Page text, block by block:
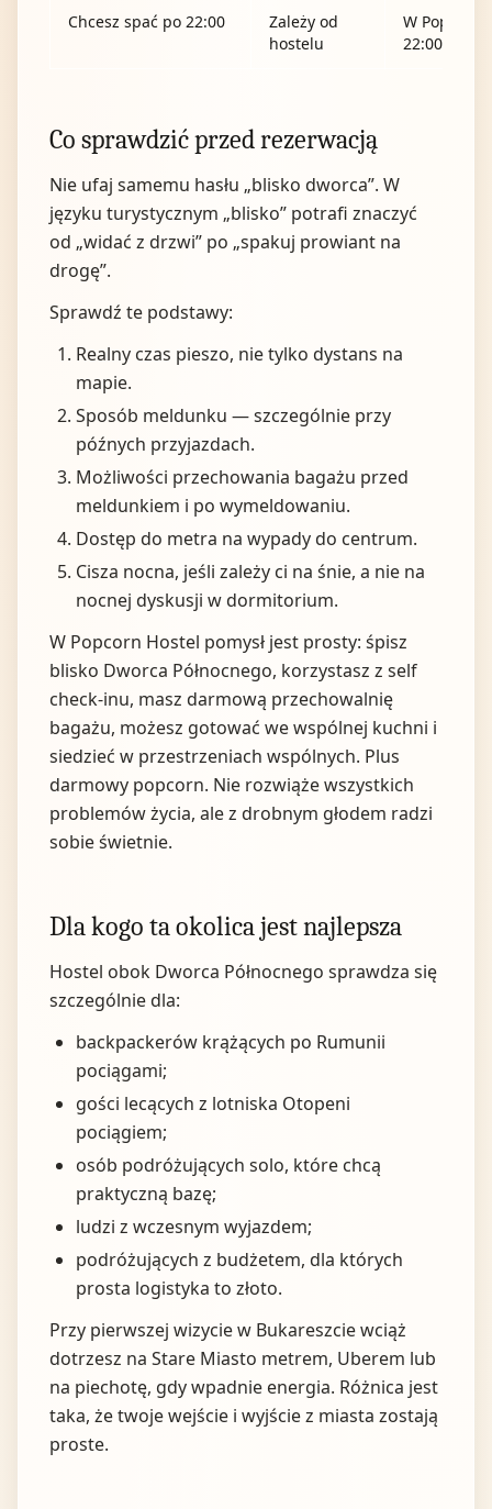
Chcesz spać po 22:00
Zależy od
hostelu
W Popcorn
Co sprawdzić przed rezerwacją
Nie ufaj samemu hasłu „blisko dworca”. W
języku turystycznym „blisko” potrafi znaczyć
od „widać z drzwi” po „spakuj prowiant na
drogę”.
Sprawdź te podstawy:
Realny czas pieszo, nie tylko dystans na
mapie.
Sposób meldunku — szczególnie przy
późnych przyjazdach.
Możliwości przechowania bagażu przed
meldunkiem i po wymeldowaniu.
Dostęp do metra na wypady do centrum.
Cisza nocna, jeśli zależy ci na śnie, a nie na
nocnej dyskusji w dormitorium.
W Popcorn Hostel pomysł jest prosty: śpisz
blisko Dworca Północnego, korzystasz z self
check-inu, masz darmową przechowalnię
bagażu, możesz gotować we wspólnej kuchni i
siedzieć w przestrzeniach wspólnych. Plus
darmowy popcorn. Nie rozwiąże wszystkich
problemów życia, ale z drobnym głodem radzi
sobie świetnie.
Dla kogo ta okolica jest najlepsza
Hostel obok Dworca Północnego sprawdza się
szczególnie dla:
backpackerów krążących po Rumunii
pociągami;
gości lecących z lotniska Otopeni
pociągiem;
osób podróżujących solo, które chcą
praktyczną bazę;
ludzi z wczesnym wyjazdem;
podróżujących z budżetem, dla których
prosta logistyka to złoto.
Przy pierwszej wizycie w Bukareszcie wciąż
dotrzesz na Stare Miasto metrem, Uberem lub
na piechotę, gdy wpadnie energia. Różnica jest
taka, że twoje wejście i wyjście z miasta zostają
proste.